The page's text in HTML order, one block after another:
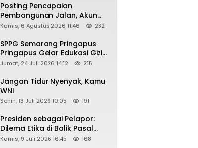
Posting Pencapaian
Pembangunan Jalan, Akun
Facebook Pemerintah
“Dirujak” Warganet
Kamis, 6 Agustus 2026 11:46 232
SPPG Semarang Pringapus
Pringapus Gelar Edukasi Gizi
di PAUD Bina Balita Peringati
Jumat, 24 Juli 2026 14:12 215
Jangan Tidur Nyenyak, Kamu
WNI
Senin, 13 Juli 2026 10:05 191
Presiden sebagai Pelapor:
Dilema Etika di Balik Pasal
218–220 KUHP
Kamis, 9 Juli 2026 16:45 168